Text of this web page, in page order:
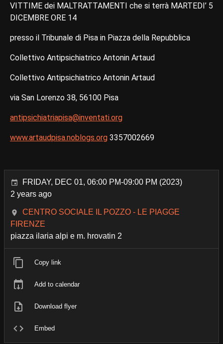
VITTIME dei MALTRATTAMENTI che si terrà MARTEDI’ 5
DICEMBRE ORE 14
presso il Tribunale di Pisa in Piazza della Repubblica
Collettivo Antipsichiatrico Antonin Artaud
Collettivo Antipsichiatrico Antonin Artaud
via San Lorenzo 38, 56100 Pisa
antipsichiatriapisa@inventati.org
www.artaudpisa.noblogs.org 3357002669
FRIDAY, DEC 01, 06:00 PM-09:00 PM (2023)
2 years ago
CENTRO SOCIALE IL POZZO - LE PIAGGE
FIRENZE
piazza ilaria alpi e m. hrovatin 2
Copy link
Add to calendar
Download flyer
Embed